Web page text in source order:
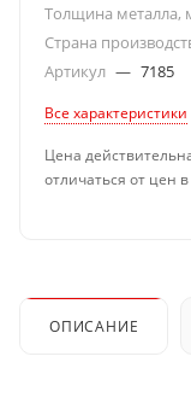
Толщина металла,
Страна
Артикул — 7185
Все характеристики
Цена
отличаться от цен
ОПИСАНИЕ